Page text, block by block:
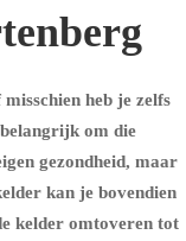
heb je zelfs
om die
gezondheid, maar
kan je bovendien
kelder omtoveren tot